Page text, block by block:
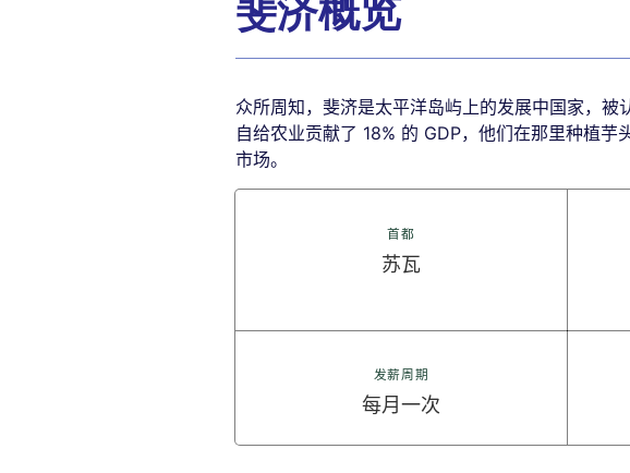
斐济概览
众所周知，斐济是太平洋岛屿上的发展中国家，
自给农业贡献了 18% 的 GDP，他们在那里种植
市场。
首都
苏瓦
发薪周期
每月一次